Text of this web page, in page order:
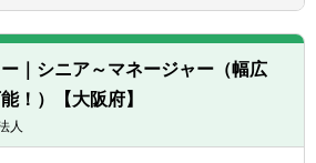
ャレンジできる可能性があります。
先にもよりますが、アドバイザリー業
税務業務の経験ができます。
在の海外駐在職員について／2022年3月
】
、約10名の方々が海外拠点へ駐在してお
｜シニア～マネージャー（幅広
！）【大阪府】
人